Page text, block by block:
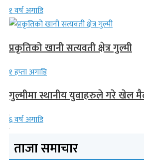
१ वर्ष अगाडि
प्रकृतिको खानी सत्यवती क्षेत्र गुल्मी
१ हप्ता अगाडि
गुल्मीमा स्थानीय युवाहरुले गरे खेल
६ वर्ष अगाडि
ताजा समाचार